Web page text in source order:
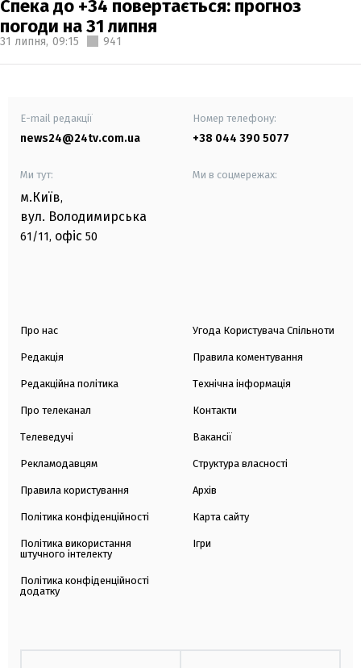
Спека до +34 повертається: прогноз
погоди на 31 липня
31 липня, 09:15 941
E-mail редакції
news24@24tv.com.ua
Номер телефону:
+38 044 390 5077
Ми тут:
м.Київ,
вул. Володимирська
61/11, офіс 50
Ми в соцмережах:
Про нас
Редакція
Редакційна політика
Про телеканал
Телеведучі
Рекламодавцям
Правила користування
Політика конфіденційності
Політика використання
штучного інтелекту
Політика конфіденційності
додатку
Угода Користувача Спільноти
Правила коментування
Технічна інформація
Контакти
Вакансії
Структура власності
Архів
Карта сайту
Ігри